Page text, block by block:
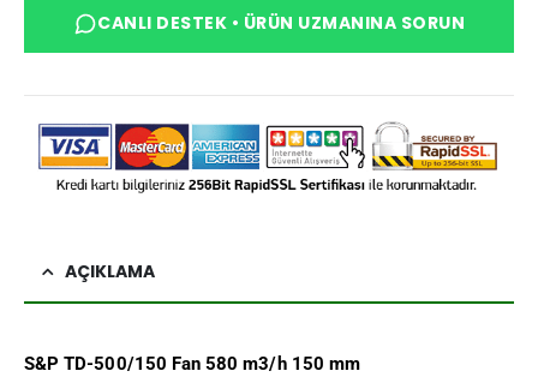
CANLI DESTEK • ÜRÜN UZMANINA SORUN
AÇIKLAMA
S&P TD-500/150 Fan 580 m3/h 150 mm